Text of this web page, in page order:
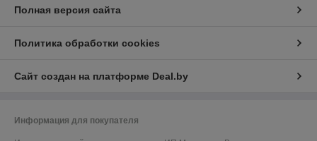
Полная версия сайта
Политика обработки cookies
Сайт создан на платформе Deal.by
Информация для покупателя